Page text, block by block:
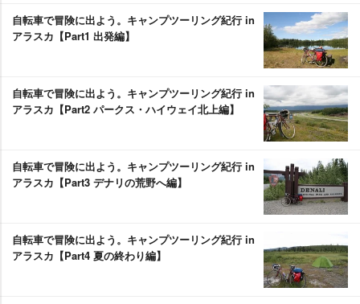
自転車で冒険に出よう。キャンプツーリング紀行 in
アラスカ【Part1 出発編】
自転車で冒険に出よう。キャンプツーリング紀行 in
アラスカ【Part2 パークス・ハイウェイ北上編】
自転車で冒険に出よう。キャンプツーリング紀行 in
アラスカ【Part3 デナリの荒野へ編】
自転車で冒険に出よう。キャンプツーリング紀行 in
アラスカ【Part4 夏の終わり編】